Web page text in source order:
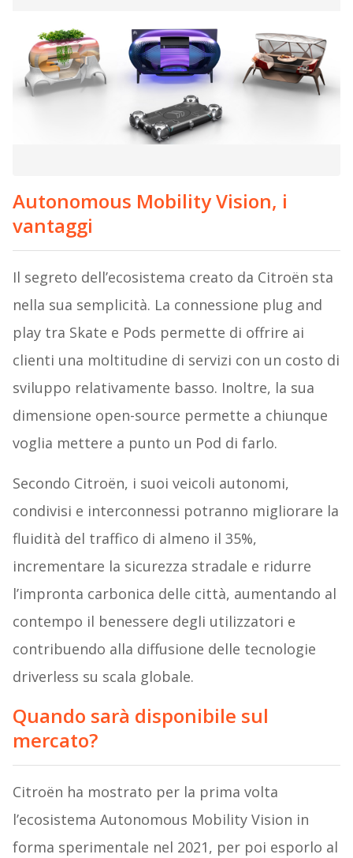
Autonomous Mobility Vision, i
vantaggi
Il segreto dell’ecosistema creato da Citroën sta
nella sua semplicità. La connessione plug and
play tra Skate e Pods permette di offrire ai
clienti una moltitudine di servizi con un costo di
sviluppo relativamente basso. Inoltre, la sua
dimensione open-source permette a chiunque
voglia mettere a punto un Pod di farlo.
Secondo Citroën, i suoi veicoli autonomi,
condivisi e interconnessi potranno migliorare la
fluidità del traffico di almeno il 35%,
incrementare la sicurezza stradale e ridurre
l’impronta carbonica delle città, aumentando al
contempo il benessere degli utilizzatori e
contribuendo alla diffusione delle tecnologie
driverless su scala globale.
Quando sarà disponibile sul
mercato?
Citroën ha mostrato per la prima volta
l’ecosistema Autonomous Mobility Vision in
forma sperimentale nel 2021, per poi esporlo al